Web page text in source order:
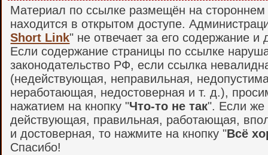
Материал по ссылке размещён на стороннем
находится в открытом доступе.
Short Link" не отвечает за его содержание и
Если содержание страницы по ссылке
законодательство РФ, если ссылка
(недействующая, неправильная,
неработающая, недостоверная и т. д.),
нажатием на кнопку "Что-то не так". Если же
действующая, правильная, работающая,
и достоверная, то нажмите на кнопку "Всё
Спасибо!